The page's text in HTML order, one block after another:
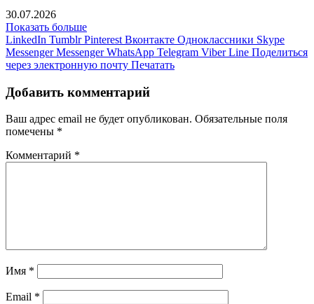
30.07.2026
Показать больше
LinkedIn Tumblr Pinterest Вконтакте Одноклассники Skype
Messenger Messenger WhatsApp Telegram Viber Line Поделиться
через электронную почту Печатать
Добавить комментарий
Ваш адрес email не будет опубликован. Обязательные поля
помечены *
Комментарий *
Имя *
Email *